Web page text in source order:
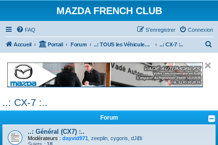
MAZDA FRENCH CLUB
FAQ Connexion
S’enregistrer
Accueil Portail Forum ..: TOUS les Véhicules MAZDA :.. ..: CX-7 :..
c
h
..: CX-7 :..
Forum
..: Général (CX7) :..
Modérateurs : dayvid971 zeeplin cygoris dJiBi